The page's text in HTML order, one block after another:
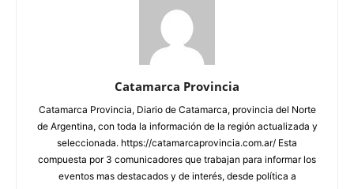
Catamarca Provincia
Catamarca Provincia, Diario de Catamarca, provincia del Norte
de Argentina, con toda la información de la región actualizada y
seleccionada. https://catamarcaprovincia.com.ar/ Esta
compuesta por 3 comunicadores que trabajan para informar los
eventos mas destacados y de interés, desde política a